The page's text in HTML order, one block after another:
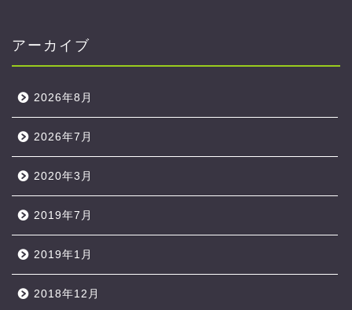
アーカイブ
2026年8月
2026年7月
2020年3月
2019年7月
2019年1月
2018年12月